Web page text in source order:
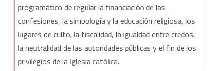
de
Libertad
Conciencia
programático de regular la financiación de las
confesiones, la simbología y la educación religiosa, los
lugares de culto, la fiscalidad, la igualdad entre credos,
la neutralidad de las autoridades públicas y el fin de los
privilegios de la Iglesia católica.